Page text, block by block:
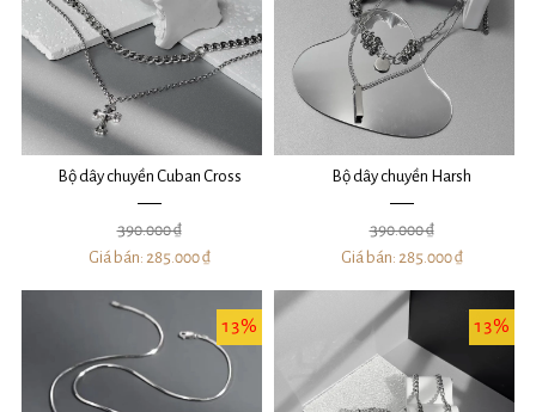
Bộ dây chuyền Cuban Cross
390.000 ₫
Giá bán: 285.000 ₫
Bộ dây chuyền Harsh
390.000 ₫
Giá bán: 285.000 ₫
13% 13%